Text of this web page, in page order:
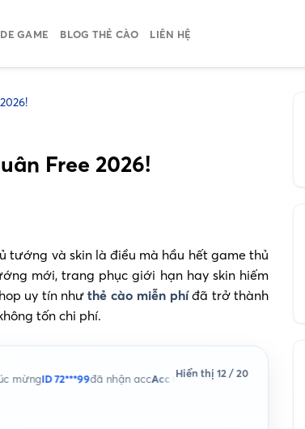
GAME BLOG THẺ CÀO LIÊN HỆ
Free 2026!
tướng và skin là điều mà hầu hết game thủ
mới, trang phục giới hạn hay skin hiếm
uy tín nhưthẻ cào miễn phíđã trở thành
tốn chi phí.
72***99đã nhận acc Acc Call of Duty Mobilethành công
Hiển thị 12 / 20